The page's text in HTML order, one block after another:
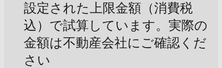
設定された上限金額（消費税
込）で試算しています。実際の
金額は不動産会社にご確認くだ
さい